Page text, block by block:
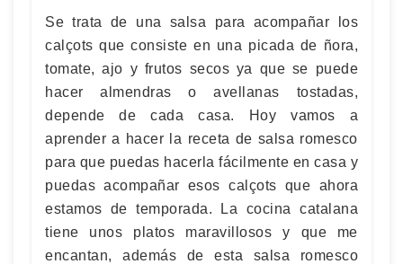
Se trata de una salsa para acompañar los
calçots que consiste en una picada de ñora,
tomate, ajo y frutos secos ya que se puede
hacer almendras o avellanas tostadas,
depende de cada casa. Hoy vamos a
aprender a hacer la receta de salsa romesco
para que puedas hacerla fácilmente en casa y
puedas acompañar esos calçots que ahora
estamos de temporada. La cocina catalana
tiene unos platos maravillosos y que me
encantan, además de esta salsa romesco